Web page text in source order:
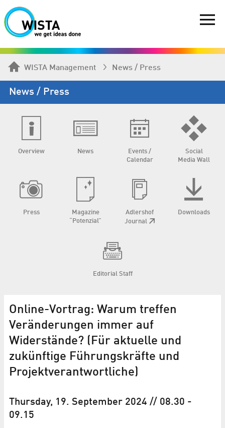
WISTA Management News / Press
News / Press
Overview News
Events /
Calendar
Social
Media Wall
Press
Magazine
“Potenzial”
Adlershof
Journal
Downloads
Editorial Staff
Online-Vortrag: Warum treffen
Veränderungen immer auf
Widerstände? (Für aktuelle und
zukünftige Führungskräfte und
Projektverantwortliche)
Thursday, 19. September 2024 // 08.30 -
09.15